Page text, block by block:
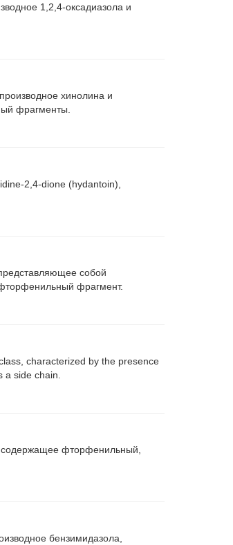
1,2,4-оксадиазола и
хинолина и
фрагменты.
2,4-dione (hydantoin),
собой
фрагмент.
characterized by the presence
side chain.
содержащее фторфенильный,
бензимидазола,